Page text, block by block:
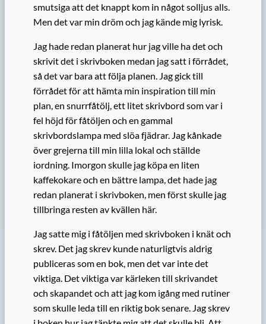
smutsiga att det knappt kom in något solljus alls.
Men det var min dröm och jag kände mig lyrisk.
Jag hade redan planerat hur jag ville ha det och
skrivit det i skrivboken medan jag satt i förrådet,
så det var bara att följa planen. Jag gick till
förrådet för att hämta min inspiration till min
plan, en snurrfåtölj, ett litet skrivbord som var i
fel höjd för fåtöljen och en gammal
skrivbordslampa med slöa fjädrar. Jag kånkade
över grejerna till min lilla lokal och ställde
iordning. Imorgon skulle jag köpa en liten
kaffekokare och en bättre lampa, det hade jag
redan planerat i skrivboken, men först skulle jag
tillbringa resten av kvällen här.
Jag satte mig i fåtöljen med skrivboken i knät och
skrev. Det jag skrev kunde naturligtvis aldrig
publiceras som en bok, men det var inte det
viktiga. Det viktiga var kärleken till skrivandet
och skapandet och att jag kom igång med rutiner
som skulle leda till en riktig bok senare. Jag skrev